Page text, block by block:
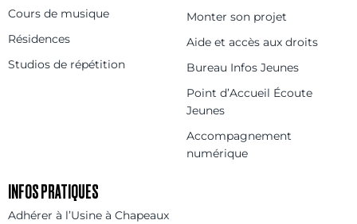
Cours de musique
Résidences
Studios de répétition
Monter son projet
Aide et accès aux droits
Bureau Infos Jeunes
Point d’Accueil Écoute
Jeunes
Accompagnement
numérique
INFOS PRATIQUES
Adhérer à l’Usine à Chapeaux